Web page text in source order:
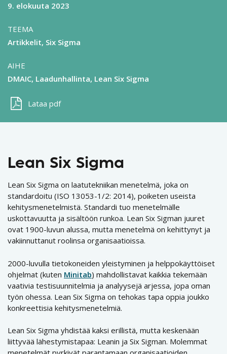
9. elokuuta 2023
TEEMA
Artikkelit Six Sigma
AIHE
DMAIC Laadunhallinta Lean Six Sigma
Lataa pdf
Lean Six Sigma
Lean Six Sigma on laatutekniikan menetelmä, joka on
standardoitu (ISO 13053-1/2: 2014), poiketen useista
kehitysmenetelmistä. Standardi tuo menetelmälle
uskottavuutta ja sisältöön runkoa. Lean Six Sigman juuret
ovat 1900-luvun alussa, mutta menetelmä on kehittynyt ja
vakiinnuttanut roolinsa organisaatioissa.
2000-luvulla tietokoneiden yleistyminen ja helppokäyttöiset
ohjelmat (kuten Minitab) mahdollistavat kaikkia tekemään
vaativia testisuunnitelmia ja analyysejä arjessa, jopa oman
työn ohessa. Lean Six Sigma on tehokas tapa oppia joukko
konkreettisia kehitysmenetelmiä.
Lean Six Sigma yhdistää kaksi erillistä, mutta keskenään
liittyvää lähestymistapaa: Leanin ja Six Sigman. Molemmat